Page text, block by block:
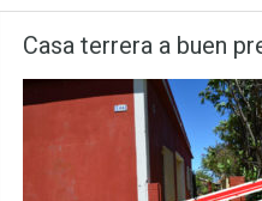
Casa terrera a buen